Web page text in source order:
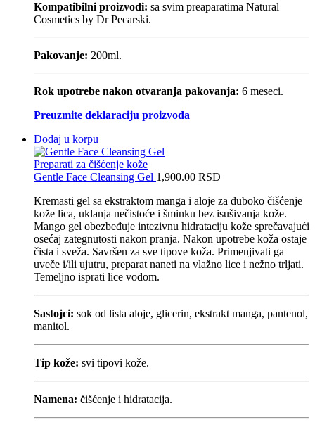
Kompatibilni proizvodi: sa svim preaparatima Natural
Cosmetics by Dr Pecarski.
Pakovanje: 200ml.
Rok upotrebe nakon otvaranja pakovanja: 6 meseci.
Preuzmite deklaraciju proizvoda
Dodaj u korpu
Preparati za čišćenje kože
Gentle Face Cleansing Gel 1,900.00 RSD
Kremasti gel sa ekstraktom manga i aloje za duboko čišćenje
kože lica, uklanja nečistoće i šminku bez isušivanja kože.
Mango gel obezbeđuje intezivnu hidrataciju kože sprečavajući
osećaj zategnutosti nakon pranja. Nakon upotrebe koža ostaje
čista i sveža. Savršen za sve tipove koža. Primenjivati ga
uveče i/ili ujutru, preparat naneti na vlažno lice i nežno trljati.
Temeljno isprati lice vodom.
Sastojci: sok od lista aloje, glicerin, ekstrakt manga, pantenol,
manitol.
Tip kože: svi tipovi kože.
Namena: čišćenje i hidratacija.